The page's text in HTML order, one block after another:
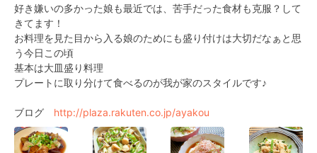
好き嫌いの多かった娘も最近では、苦手だった食材も克服？して
きてます！
お料理を見た目から入る娘のためにも盛り付けは大切だなぁと思
う今日この頃
基本は大皿盛り料理
プレートに取り分けて食べるのが我が家のスタイルです♪
ブログ http://plaza.rakuten.co.jp/ayakou